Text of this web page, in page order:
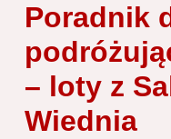
Poradnik
– loty z
Wiednia